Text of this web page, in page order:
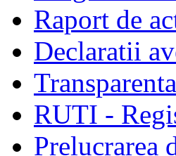
Raport de
Declaratii
RUTI -
Prelucrarea